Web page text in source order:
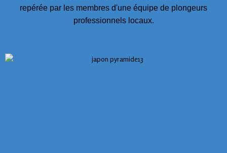
repérée par les membres d'une équipe de plongeurs
professionnels locaux.